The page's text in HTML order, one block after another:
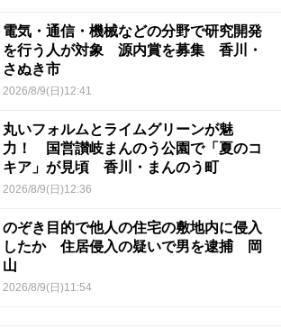
電気・通信・機械などの分野で研究開発
を行う人が対象 源内賞を募集 香川・
さぬき市
2026/8/9(日)12:41
丸いフォルムとライムグリーンが魅
力！ 国営讃岐まんのう公園で「夏のコ
キア」が見頃 香川・まんのう町
2026/8/9(日)12:36
のぞき目的で他人の住宅の敷地内に侵入
したか 住居侵入の疑いで男を逮捕 岡
山
2026/8/9(日)11:54